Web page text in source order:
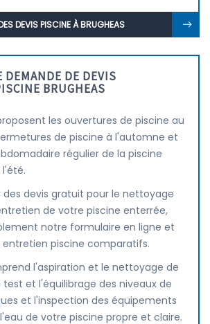
DEVIS PISCINE À BRUGHEAS
DEMANDE DE DEVIS
BRUGHEAS
les ouvertures de piscine au
de piscine à l'automne et
régulier de la piscine
des devis gratuit pour le nettoyage
de votre piscine enterrée,
notre formulaire en ligne et
entretien piscine comparatifs.
l'aspiration et le nettoyage de
et l'équilibrage des niveaux de
et l'inspection des équipements
de votre piscine propre et claire.